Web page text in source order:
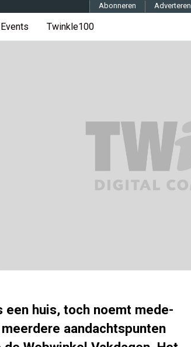
Events Twinkle100
Abonneren Adverteren
een huis, toch noemt mede-
aandachtspunten